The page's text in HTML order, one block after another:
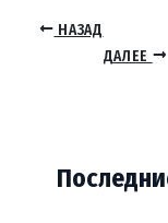
НАЗАД
ДАЛЕЕ